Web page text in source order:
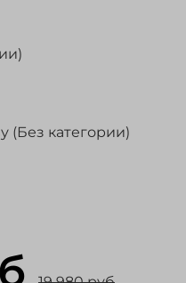
(Без категории)